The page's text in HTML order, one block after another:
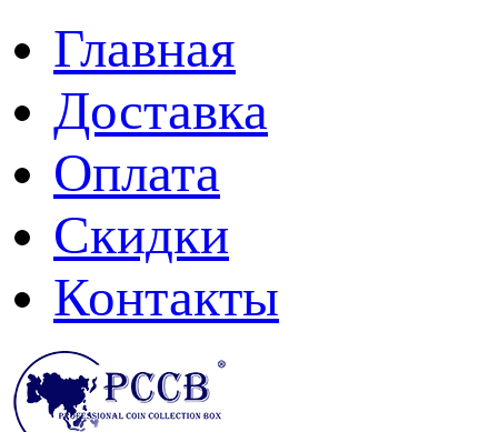
Главная
Доставка
Оплата
Скидки
Контакты